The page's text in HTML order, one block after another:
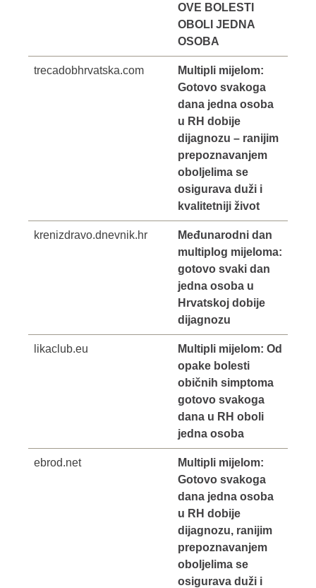
OVE BOLESTI
OBOLI JEDNA
OSOBA
trecadobhrvatska.com
Multipli mijelom:
Gotovo svakoga
dana jedna osoba
u RH dobije
dijagnozu – ranijim
prepoznavanjem
oboljelima se
osigurava duži i
kvalitetniji život
krenizdravo.dnevnik.hr
Međunarodni dan
multiplog mijeloma:
gotovo svaki dan
jedna osoba u
Hrvatskoj dobije
dijagnozu
likaclub.eu
Multipli mijelom: Od
opake bolesti
običnih simptoma
gotovo svakoga
dana u RH oboli
jedna osoba
ebrod.net
Multipli mijelom:
Gotovo svakoga
dana jedna osoba
u RH dobije
dijagnozu, ranijim
prepoznavanjem
oboljelima se
osigurava duži i